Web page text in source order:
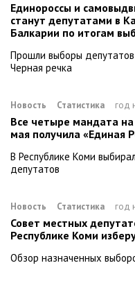
Единороссы и
станут депутатами в
Балкарии по итогам
Прошли выборы депутатов
Черная речка
Новость Статистика год
Все четыре мандата
мая получила «Единая
В Республике Коми
депутатов
Новость Статистика год
Совет местных
Республике Коми
Обзор назначенных